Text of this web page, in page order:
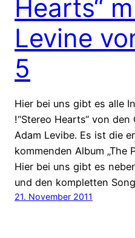
Hearts“
Levine
5
Hier bei uns gibt es alle
!“Stereo Hearts“ von
Adam Levibe. Es ist die
kommenden Album „The
Hier bei uns gibt es
und den kompletten
21. November 2011